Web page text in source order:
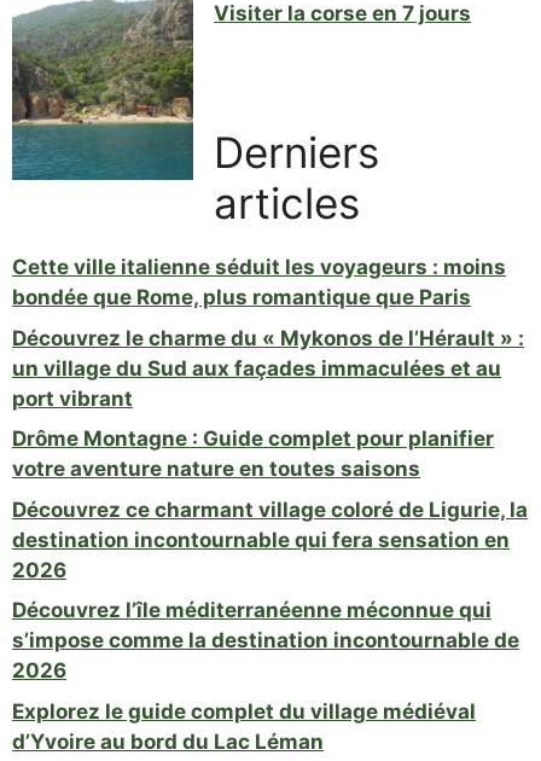
Visiter la corse en 7 jours
Derniers
articles
Cette ville italienne séduit les voyageurs : moins
bondée que Rome, plus romantique que Paris
Découvrez le charme du « Mykonos de l’Hérault » :
un village du Sud aux façades immaculées et au
port vibrant
Drôme Montagne : Guide complet pour planifier
votre aventure nature en toutes saisons
Découvrez ce charmant village coloré de Ligurie, la
destination incontournable qui fera sensation en
2026
Découvrez l’île méditerranéenne méconnue qui
s’impose comme la destination incontournable de
2026
Explorez le guide complet du village médiéval
d’Yvoire au bord du Lac Léman